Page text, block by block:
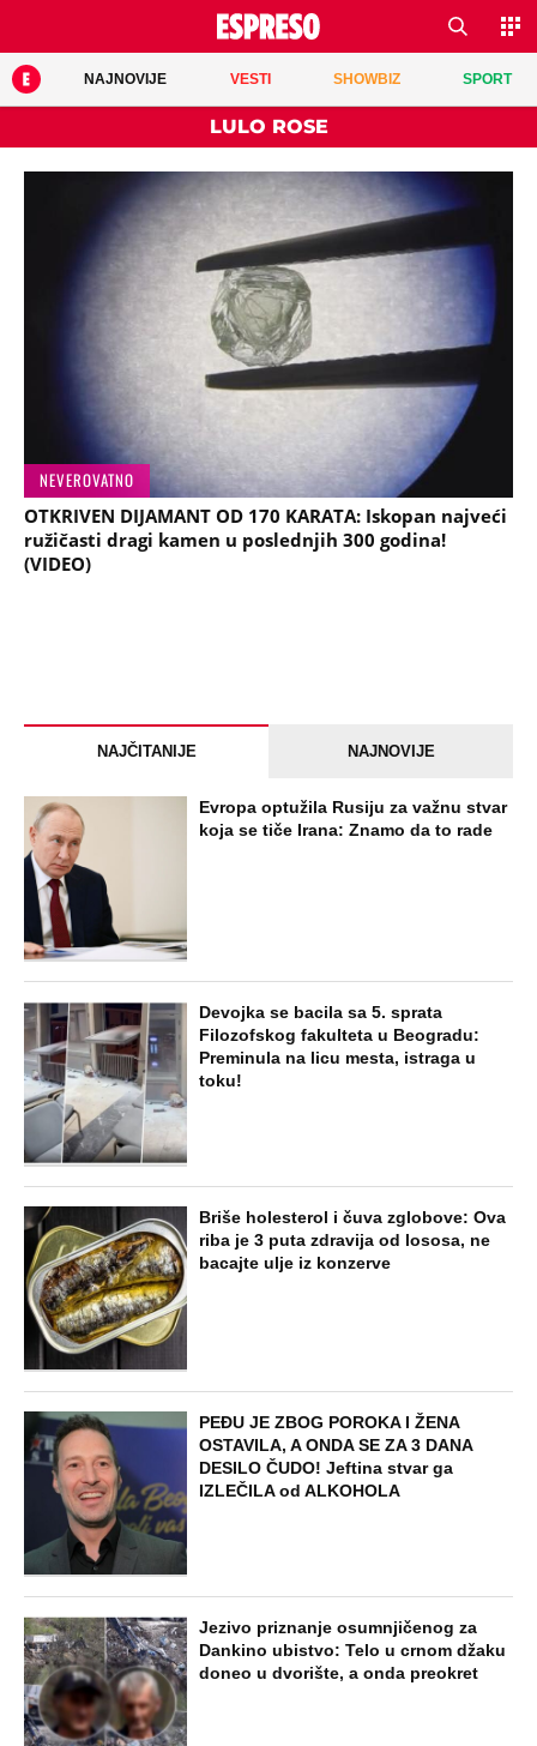
NAJNOVIJE VESTI SHOWBIZ SPORT
LULO ROSE
NEVEROVATNO
OTKRIVEN DIJAMANT OD 170 KARATA: Iskopan najveći
ružičasti dragi kamen u poslednjih 300 godina!
(VIDEO)
NAJČITANIJE NAJNOVIJE
Evropa optužila Rusiju za važnu stvar
koja se tiče Irana: Znamo da to rade
Devojka se bacila sa 5. sprata
Filozofskog fakulteta u Beogradu:
Preminula na licu mesta, istraga u
toku!
Briše holesterol i čuva zglobove: Ova
riba je 3 puta zdravija od lososa, ne
bacajte ulje iz konzerve
PEĐU JE ZBOG POROKA I ŽENA
OSTAVILA, A ONDA SE ZA 3 DANA
DESILO ČUDO! Jeftina stvar ga
IZLEČILA od ALKOHOLA
Jezivo priznanje osumnjičenog za
Dankino ubistvo: Telo u crnom džaku
doneo u dvorište, a onda preokret